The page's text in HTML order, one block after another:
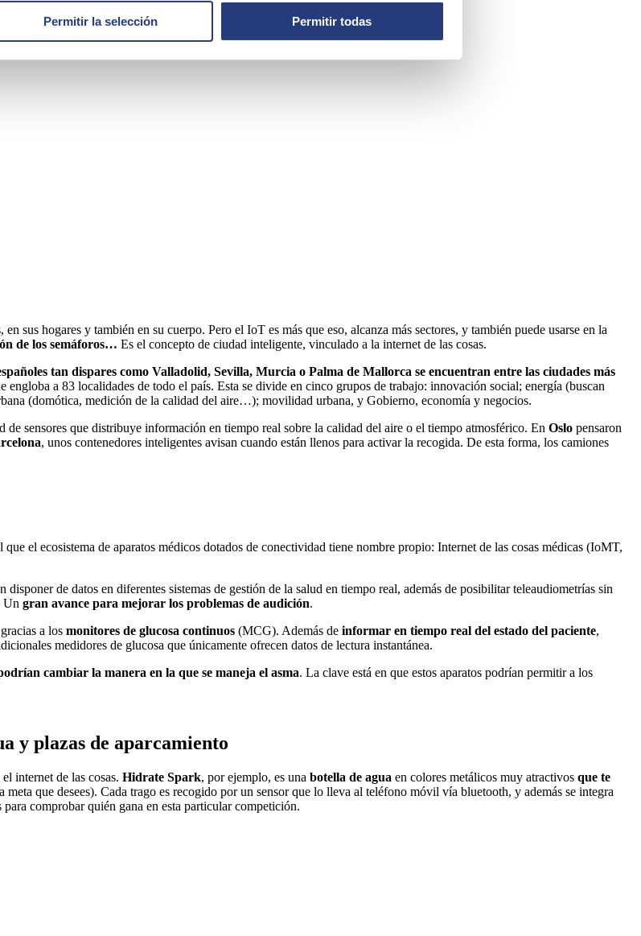
Permitir la selección Permitir todas
sus hogares y también en su cuerpo. Pero el IoT es más que eso, alcanza más sectores, y también puede usarse en la
de los semáforos… Es el concepto de ciudad inteligente, vinculado a la internet de las cosas.
tan dispares como Valladolid, Sevilla, Murcia o Palma de Mallorca se encuentran entre las ciudades más
engloba a 83 localidades de todo el país. Esta se divide en cinco grupos de trabajo: innovación social; energía (buscan
(domótica, medición de la calidad del aire…); movilidad urbana, y Gobierno, economía y negocios.
de sensores que distribuye información en tiempo real sobre la calidad del aire o el tiempo atmosférico. En Oslo pensaron
, unos contenedores inteligentes avisan cuando están llenos para activar la recogida. De esta forma, los camiones
el ecosistema de aparatos médicos dotados de conectividad tiene nombre propio: Internet de las cosas médicas (IoMT,
disponer de datos en diferentes sistemas de gestión de la salud en tiempo real, además de posibilitar teleaudiometrías sin
Un gran avance para mejorar los problemas de audición.
a los monitores de glucosa continuos (MCG). Además de informar en tiempo real del estado del paciente,
medidores de glucosa que únicamente ofrecen datos de lectura instantánea.
cambiar la manera en la que se maneja el asma. La clave está en que estos aparatos podrían permitir a los
y plazas de aparcamiento
internet de las cosas. Hidrate Spark, por ejemplo, es una botella de agua en colores metálicos muy atractivos que te
meta que desees). Cada trago es recogido por un sensor que lo lleva al teléfono móvil vía bluetooth, y además se integra
comprobar quién gana en esta particular competición.